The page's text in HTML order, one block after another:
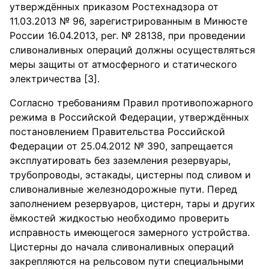
утверждённых приказом Ростехнадзора от
11.03.2013 № 96, зарегистрированным в Минюсте
России 16.04.2013, рег. № 28138, при проведении
сливоналивных операций должны осуществляться
меры защиты от атмосферного и статического
электричества [3].
Согласно требованиям Правил противопожарного
режима в Российской Федерации, утверждённых
постановлением Правительства Российской
Федерации от 25.04.2012 № 390, запрещается
эксплуатировать без заземления резервуары,
трубопроводы, эстакады, цистерны под сливом и
сливоналивные железнодорожные пути. Перед
заполнением резервуаров, цистерн, тары и других
ёмкостей жидкостью необходимо проверить
исправность имеющегося замерного устройства.
Цистерны до начала сливоналивных операций
закрепляются на рельсовом пути специальными